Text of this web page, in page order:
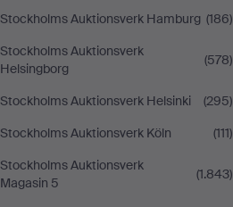
Stockholms Auktionsverk Hamburg (186)
Stockholms Auktionsverk
Helsingborg
(578)
Stockholms Auktionsverk Helsinki
(295)
Stockholms Auktionsverk Köln
(111)
Stockholms Auktionsverk
Magasin 5
(1.843)